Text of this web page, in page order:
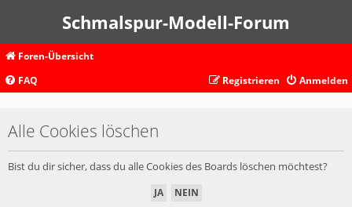
Schmalspur-Modell-Forum
Foren-Übersicht
FAQ
Anmelden
Registrieren
Alle Cookies löschen
Bist du dir sicher, dass du alle Cookies des Boards löschen möchtest?